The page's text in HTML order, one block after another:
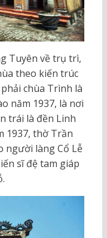
Tuyên về trụ trì,
theo kiến trúc
chùa Trình là
năm 1937, là nơi
trái là đền Linh
1937, thờ Trần
người làng Cổ Lễ
sĩ đệ tam giáp